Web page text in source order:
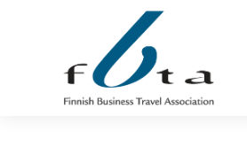
ensisijaiseen
valikkoon
pääsisältöön
ensisijaiseen
sivupalkkiin
alatunnisteeseen